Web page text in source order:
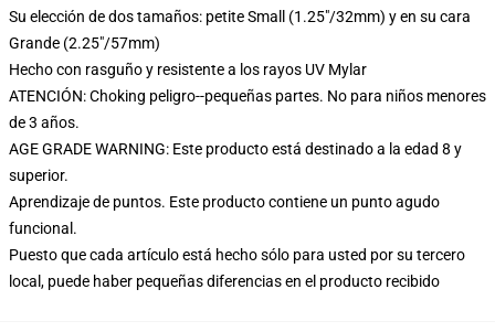
Su elección de dos tamaños: petite Small (1.25"/32mm) y en su cara
Grande (2.25"/57mm)
Hecho con rasguño y resistente a los rayos UV Mylar
ATENCIÓN: Choking peligro--pequeñas partes. No para niños menores
de 3 años.
AGE GRADE WARNING: Este producto está destinado a la edad 8 y
superior.
Aprendizaje de puntos. Este producto contiene un punto agudo
funcional.
Puesto que cada artículo está hecho sólo para usted por su tercero
local, puede haber pequeñas diferencias en el producto recibido